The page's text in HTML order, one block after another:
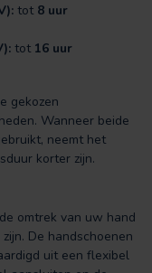
tot 8 uur
tot 16 uur
gekozen
Wanneer beide
neemt het
korter zijn.
omtrek van uw hand
De handschoenen
uit een flexibel